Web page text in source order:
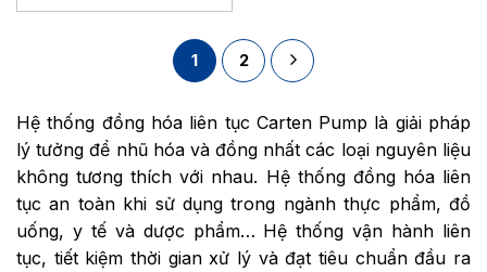
1 2
Hệ thống đồng hóa liên tục Carten Pump là giải pháp
lý tưởng để nhũ hóa và đồng nhất các loại nguyên liệu
không tương thích với nhau. Hệ thống đồng hóa liên
tục an toàn khi sử dụng trong ngành thực phẩm, đồ
uống, y tế và dược phẩm… Hệ thống vận hành liên
tục, tiết kiệm thời gian xử lý và đạt tiêu chuẩn đầu ra